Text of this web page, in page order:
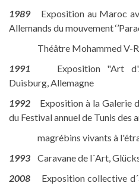
1989 Exposition au Maroc
Allemands du mouvement
Théâtre Mohammed V-
1991 Exposition "Art
Duisburg, Allemagne
1992 Exposition à la Galerie
du Festival annuel de Tunis des
magrébins vivants à
1993 Caravane de l´Art,
2008 Exposition collective